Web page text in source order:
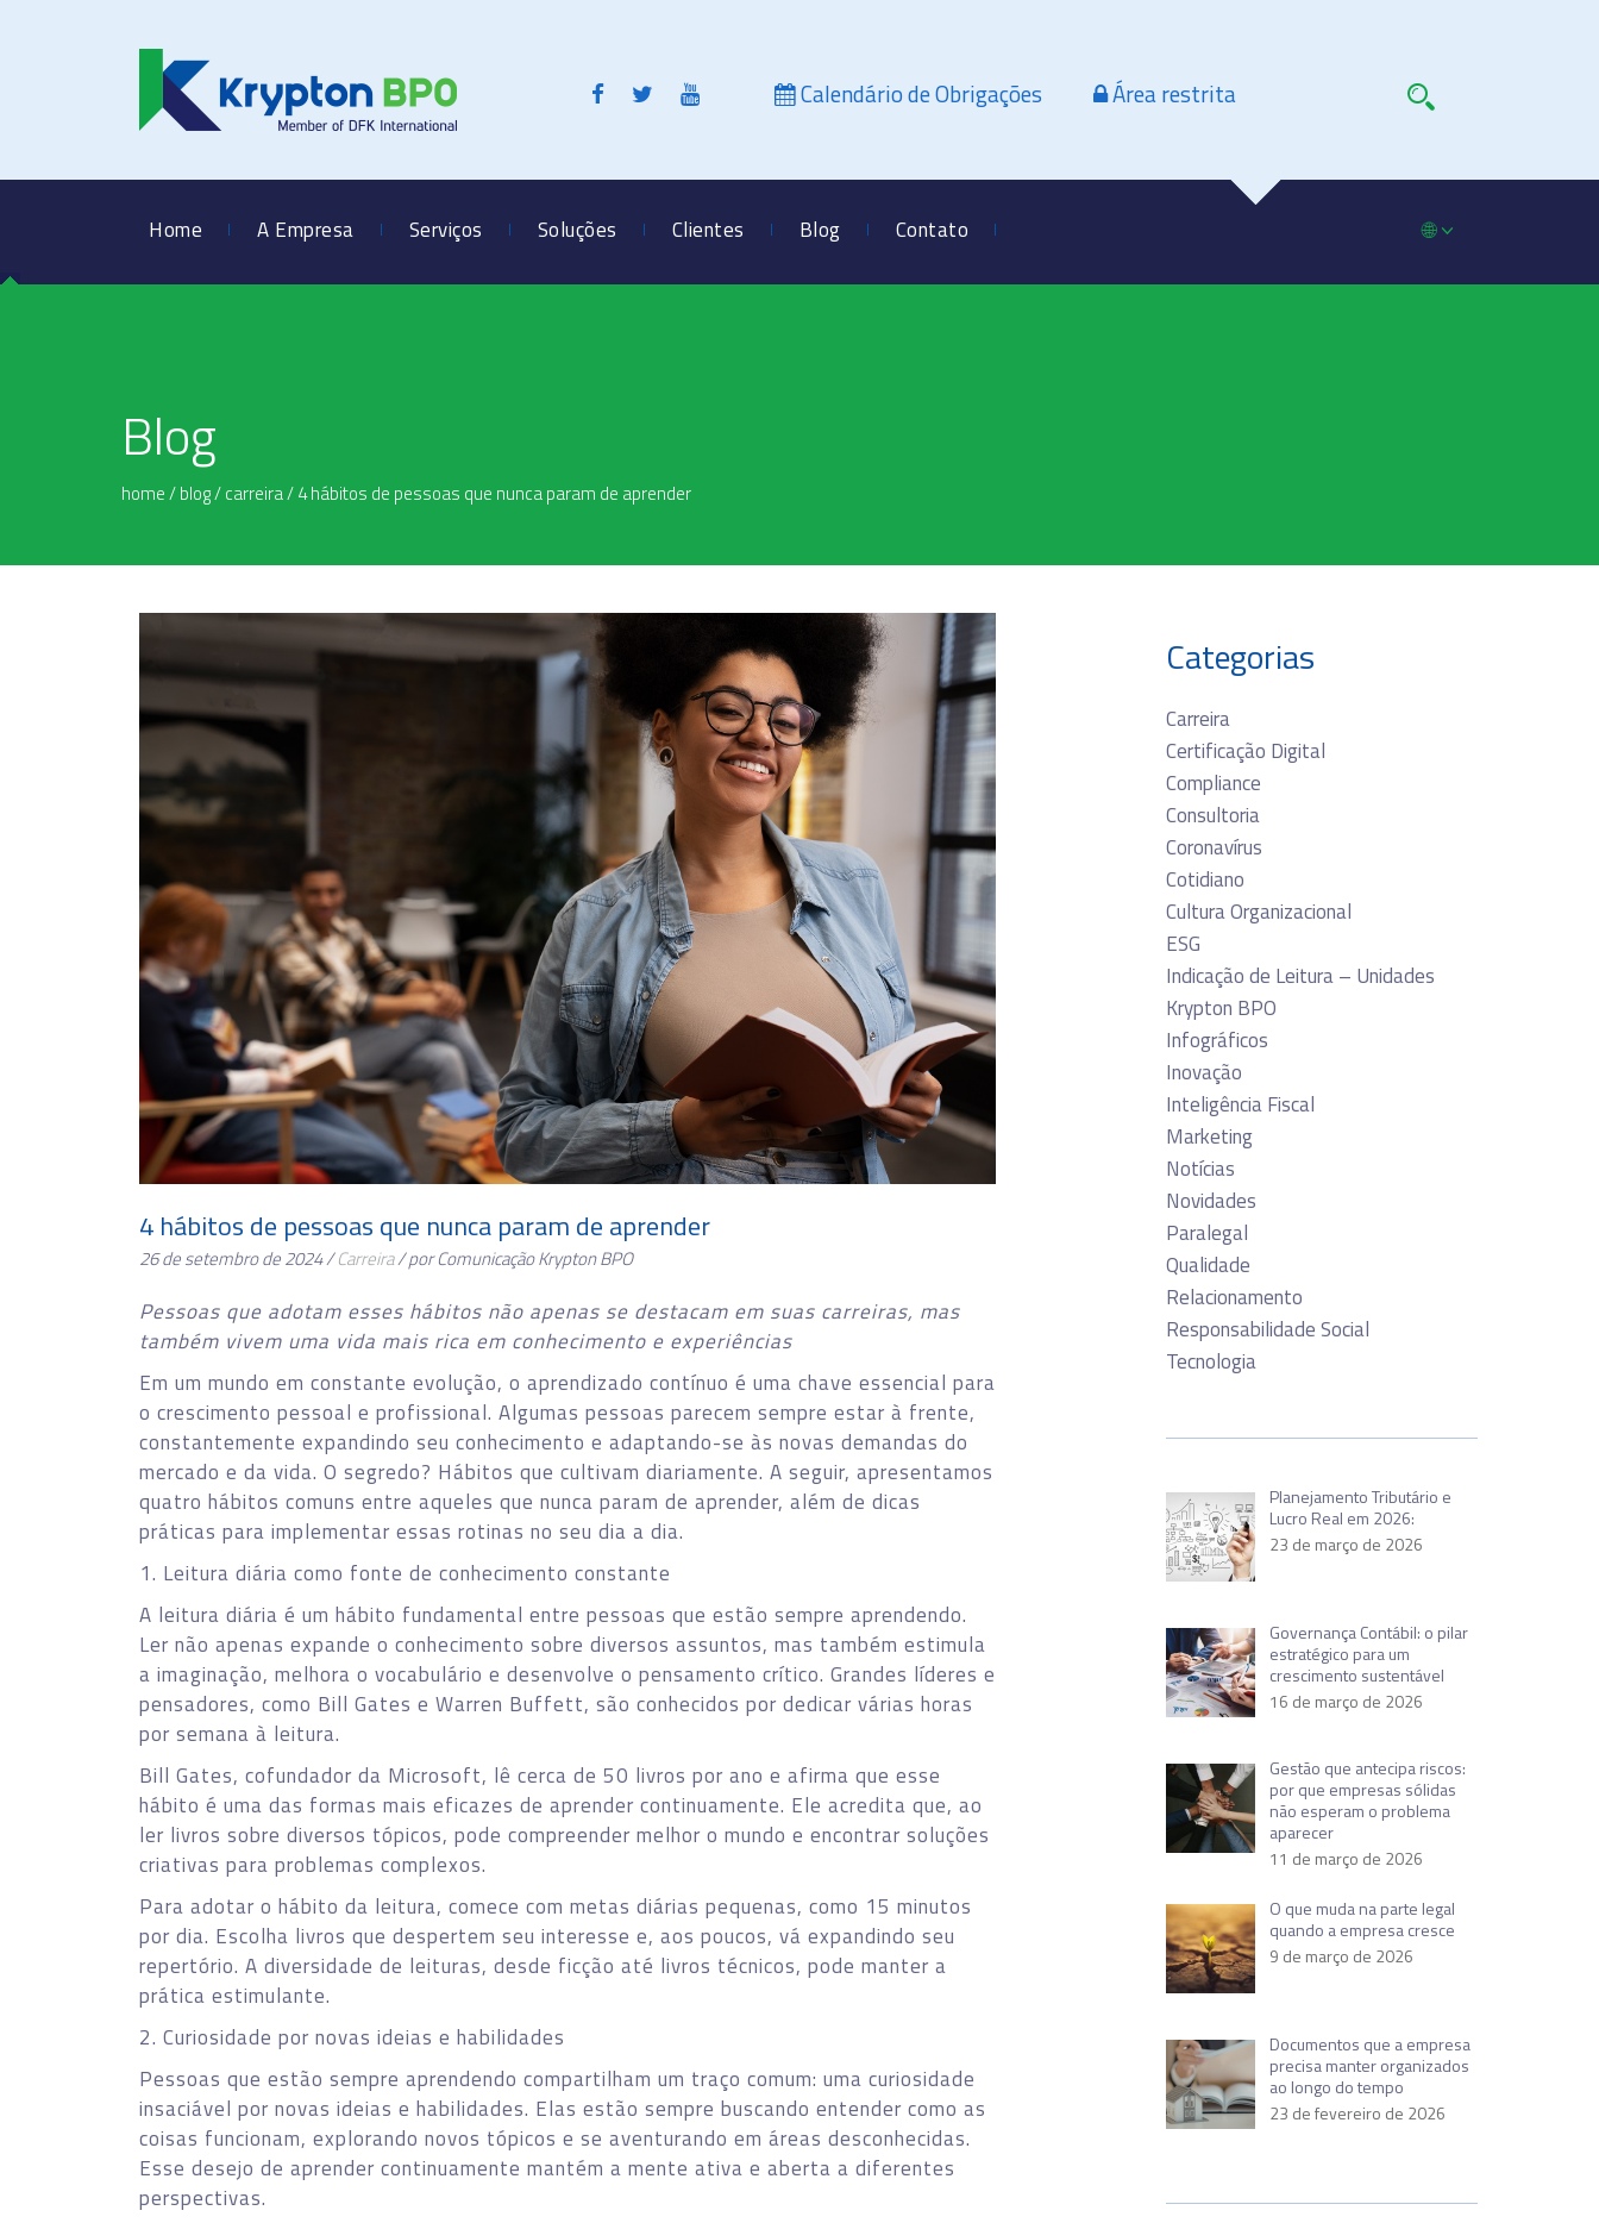
Calendário de Obrigações Área restrita
Home A Empresa Serviços Soluções Clientes Blog Contato 🌐
Blog
home/blog/carreira/4 hábitos de pessoas que nunca param de aprender
4 hábitos de pessoas que nunca param de aprender
26 de setembro de 2024 /Carreira/ por Comunicação Krypton BPO
Pessoas que adotam esses hábitos não apenas se destacam em suas carreiras, mas
também vivem uma vida mais rica em conhecimento e experiências
Em um mundo em constante evolução, o aprendizado contínuo é uma chave essencial para
o crescimento pessoal e profissional. Algumas pessoas parecem sempre estar à frente,
constantemente expandindo seu conhecimento e adaptando-se às novas demandas do
mercado e da vida. O segredo? Hábitos que cultivam diariamente. A seguir, apresentamos
quatro hábitos comuns entre aqueles que nunca param de aprender, além de dicas
práticas para implementar essas rotinas no seu dia a dia.
1. Leitura diária como fonte de conhecimento constante
A leitura diária é um hábito fundamental entre pessoas que estão sempre aprendendo.
Ler não apenas expande o conhecimento sobre diversos assuntos, mas também estimula
a imaginação, melhora o vocabulário e desenvolve o pensamento crítico. Grandes líderes e
pensadores, como Bill Gates e Warren Buffett, são conhecidos por dedicar várias horas
por semana à leitura.
Bill Gates, cofundador da Microsoft, lê cerca de 50 livros por ano e afirma que esse
hábito é uma das formas mais eficazes de aprender continuamente. Ele acredita que, ao
ler livros sobre diversos tópicos, pode compreender melhor o mundo e encontrar soluções
criativas para problemas complexos.
Para adotar o hábito da leitura, comece com metas diárias pequenas, como 15 minutos
por dia. Escolha livros que despertem seu interesse e, aos poucos, vá expandindo seu
repertório. A diversidade de leituras, desde ficção até livros técnicos, pode manter a
prática estimulante.
2. Curiosidade por novas ideias e habilidades
Pessoas que estão sempre aprendendo compartilham um traço comum: uma curiosidade
insaciável por novas ideias e habilidades. Elas estão sempre buscando entender como as
coisas funcionam, explorando novos tópicos e se aventurando em áreas desconhecidas.
Esse desejo de aprender continuamente mantém a mente ativa e aberta a diferentes
perspectivas.
Categorias
Carreira
Certificação Digital
Compliance
Consultoria
Coronavírus
Cotidiano
Cultura Organizacional
ESG
Indicação de Leitura – Unidades
Krypton BPO
Infográficos
Inovação
Inteligência Fiscal
Marketing
Notícias
Novidades
Paralegal
Qualidade
Relacionamento
Responsabilidade Social
Tecnologia
Planejamento Tributário e
Lucro Real em 2026:
23 de março de 2026
Governança Contábil: o pilar
estratégico para um
crescimento sustentável
16 de março de 2026
Gestão que antecipa riscos:
por que empresas sólidas
não esperam o problema
aparecer
11 de março de 2026
O que muda na parte legal
quando a empresa cresce
9 de março de 2026
Documentos que a empresa
precisa manter organizados
ao longo do tempo
23 de fevereiro de 2026